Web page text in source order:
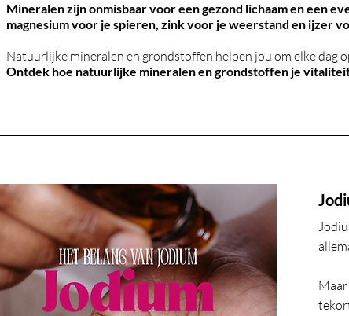
Mineralen zijn onmisbaar voor een gezond lichaam en een
magnesium voor je spieren, zink voor je weerstand en ijzer
Natuurlijke mineralen en grondstoffen helpen jou om elke dag
Ontdek hoe natuurlijke mineralen en grondstoffen je